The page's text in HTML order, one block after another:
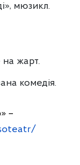
мюзикл.
жарт.
комедія.
–